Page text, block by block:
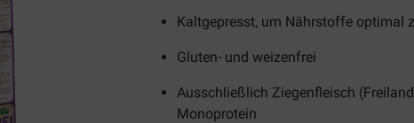
Kaltgepresst, um Nährstoffe optimal
Gluten- und weizenfrei
Ausschließlich Ziegenfleisch
Monoprotein